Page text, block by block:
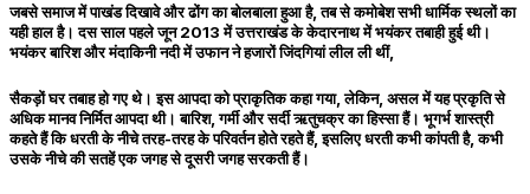
जबसे समाज में पाखंड दिखावे और ढोंग का बोलबाला हुआ है, तब से कमोबेश सभी धार्मिक स्थलों का
यही हाल है। दस साल पहले जून 2013 में उत्तराखंड के केदारनाथ में भयंकर तबाही हुई थी।
भयंकर बारिश और मंदाकिनी नदी में उफान ने हजारों जिंदगियां लील ली थीं,
सैकड़ों घर तबाह हो गए थे। इस आपदा को प्राकृतिक कहा गया, लेकिन, असल में यह प्रकृति से
अधिक मानव निर्मित आपदा थी। बारिश, गर्मी और सर्दी ऋतुचक्र का हिस्सा हैं। भूगर्भ शास्त्री
कहते हैं कि धरती के नीचे तरह-तरह के परिवर्तन होते रहते हैं, इसलिए धरती कभी कांपती है, कभी
उसके नीचे की सतहें एक जगह से दूसरी जगह सरकती हैं।